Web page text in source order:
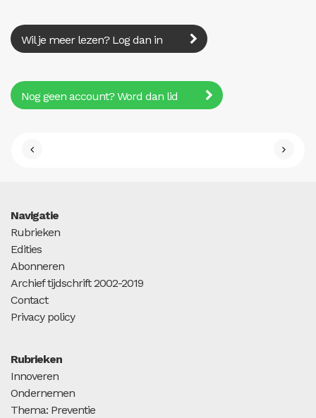
Wil je meer lezen? Log dan in
Nog geen account? Word dan lid
Navigatie
Rubrieken
Edities
Abonneren
Archief tijdschrift 2002-2019
Contact
Privacy policy
Rubrieken
Innoveren
Ondernemen
Thema: Preventie